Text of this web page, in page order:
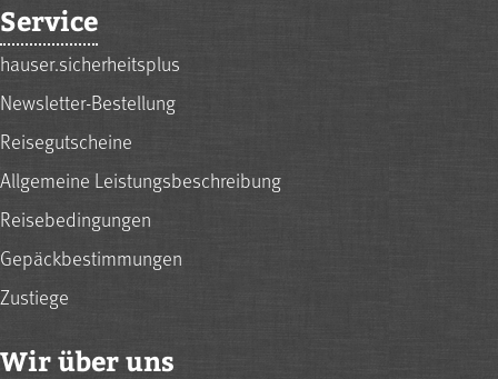
Service
hauser.sicherheitsplus
Newsletter-Bestellung
Reisegutscheine
Allgemeine Leistungsbeschreibung
Reisebedingungen
Gepäckbestimmungen
Zustiege
Wir über uns